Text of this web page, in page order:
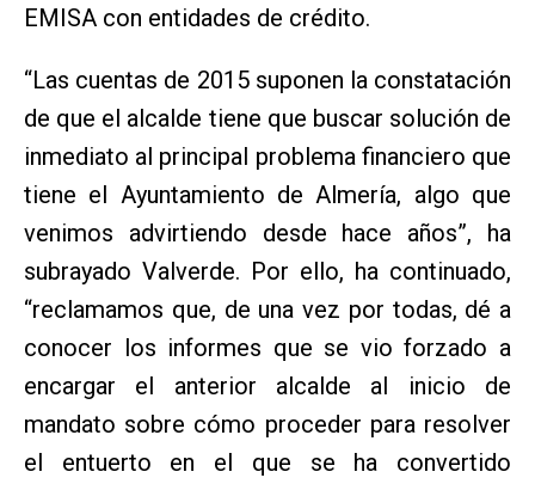
EMISA con entidades de crédito.
“Las cuentas de 2015 suponen la constatación
de que el alcalde tiene que buscar solución de
inmediato al principal problema financiero que
tiene el Ayuntamiento de Almería, algo que
venimos advirtiendo desde hace años”, ha
subrayado Valverde. Por ello, ha continuado,
“reclamamos que, de una vez por todas, dé a
conocer los informes que se vio forzado a
encargar el anterior alcalde al inicio de
mandato sobre cómo proceder para resolver
el entuerto en el que se ha convertido